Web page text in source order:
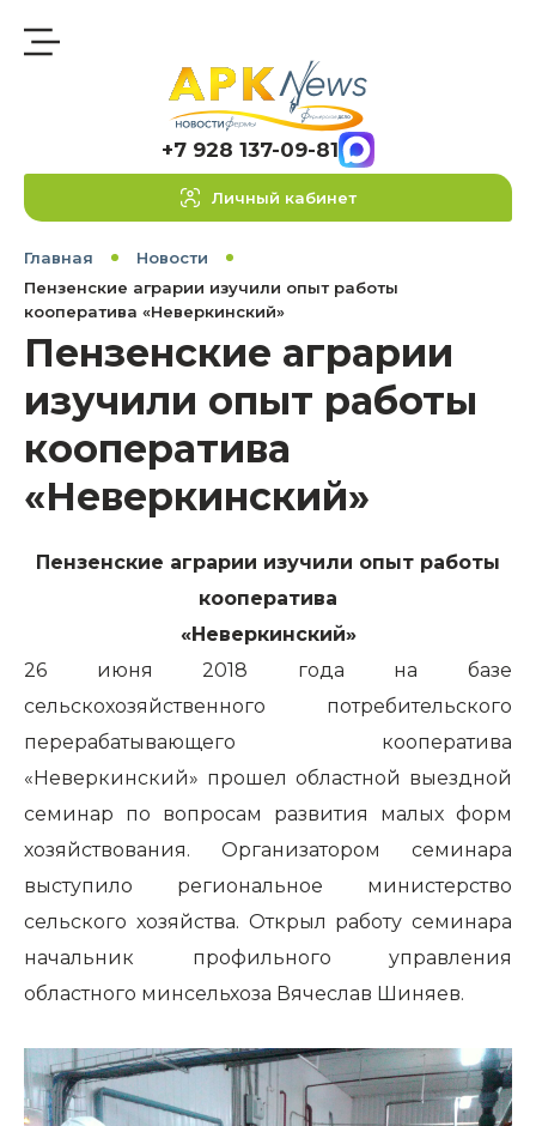
+7 928 137-09-81
Личный кабинет
Главная
Новости
Пензенские аграрии изучили опыт работы
кооператива «Неверкинский»
Пензенские аграрии
изучили опыт работы
кооператива
«Неверкинский»
Пензенские аграрии изучили опыт работы
кооператива
«Неверкинский»
26 июня 2018 года на базе
сельскохозяйственного потребительского
перерабатывающего кооператива
«Неверкинский» прошел областной выездной
семинар по вопросам развития малых форм
хозяйствования. Организатором семинара
выступило региональное министерство
сельского хозяйства. Открыл работу семинара
начальник профильного управления
областного минсельхоза Вячеслав Шиняев.